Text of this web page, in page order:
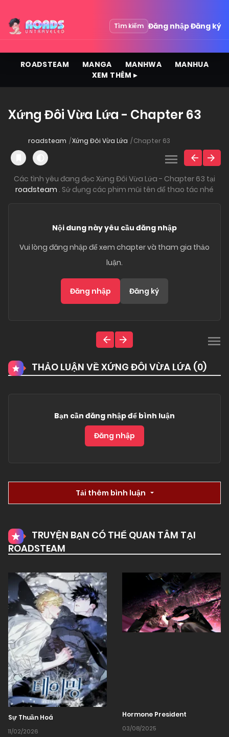
Tìm kiếm Đăng nhậpĐăng ký
ROADSTEAM MANGA MANHWA
MANHUA
XEM THÊM ▸
Xứng Đôi Vừa Lứa - Chapter 63
roadsteam Xứng Đôi Vừa Lứa Chapter 63
Các tình yêu đang đọc Xứng Đôi Vừa Lứa - Chapter 63 tại
roadsteam . Sử dụng các phim mũi tên để thao tác nhé
Nội dung này yêu cầu đăng nhập
Vui lòng đăng nhập để xem chapter và tham gia thảo
luận.
Đăng nhập Đăng ký
THẢO LUẬN VỀ XỨNG ĐÔI VỪA LỨA (0)
Bạn cần đăng nhập để bình luận
Đăng nhập
Tải thêm bình luận
TRUYỆN BẠN CÓ THỂ QUAN TÂM TẠI
ROADSTEAM
Sự Thuần Hoá
11/02/2026
Hormone President
03/08/2025